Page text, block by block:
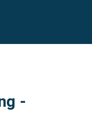
-